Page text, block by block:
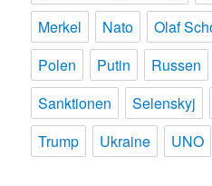
Merkel
Nato Olaf
Polen
Putin Russen
Sanktionen
Selenskyj
Trump
Ukraine UNO